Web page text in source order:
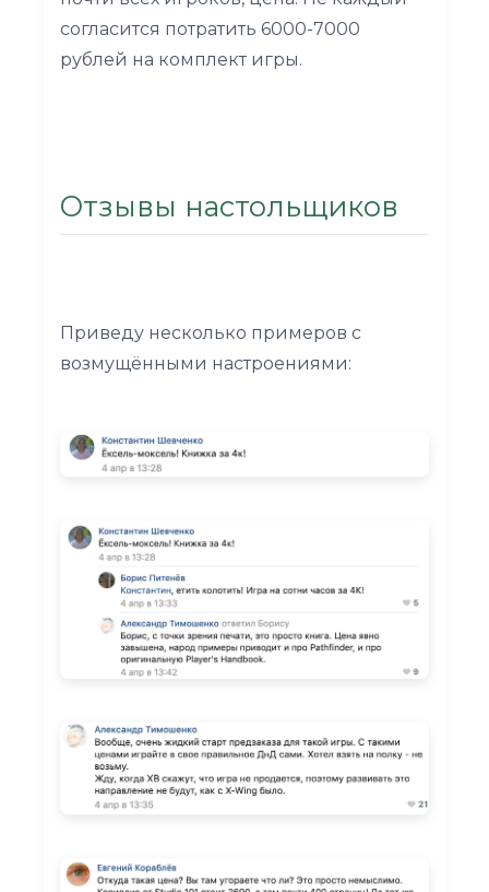
согласится потратить 6000-7000
рублей на комплект игры.
Отзывы настольщиков
Приведу несколько примеров с
возмущёнными настроениями: